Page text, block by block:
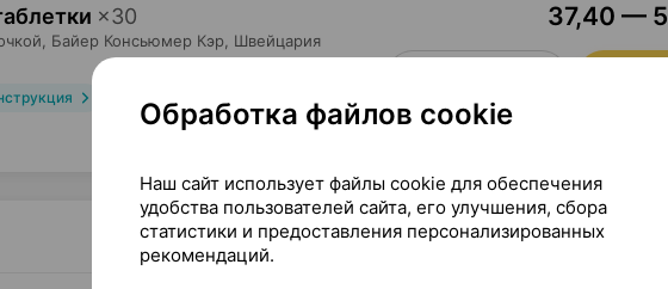
×30
Байер Консьюмер Кэр , Швейцария
37,40 —
В
Обработка файлов cookie
Наш сайт использует файлы cookie для обеспечения
удобства пользователей сайта, его улучшения, сбора
статистики и предоставления персонализированных
рекомендаций.